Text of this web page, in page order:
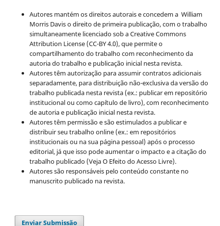
Autores mantém os direitos autorais e concedem a William
Morris Davis o direito de primeira publicação, com o trabalho
simultaneamente licenciado sob a Creative Commons
Attribution License (CC-BY 4.0), que permite o
compartilhamento do trabalho com reconhecimento da
autoria do trabalho e publicação inicial nesta revista.
Autores têm autorização para assumir contratos adicionais
separadamente, para distribuição não-exclusiva da versão do
trabalho publicada nesta revista (ex.: publicar em repositório
institucional ou como capítulo de livro), com reconhecimento
de autoria e publicação inicial nesta revista.
Autores têm permissão e são estimulados a publicar e
distribuir seu trabalho online (ex.: em repositórios
institucionais ou na sua página pessoal) após o processo
editorial, já que isso pode aumentar o impacto e a citação do
trabalho publicado (Veja O Efeito do Acesso Livre).
Autores são responsáveis pelo conteúdo constante no
manuscrito publicado na revista.
Enviar Submissão